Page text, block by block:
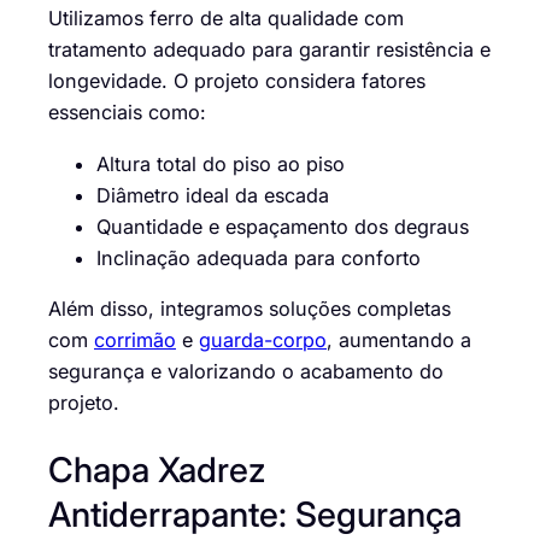
Utilizamos ferro de alta qualidade com
tratamento adequado para garantir resistência e
longevidade. O projeto considera fatores
essenciais como:
Altura total do piso ao piso
Diâmetro ideal da escada
Quantidade e espaçamento dos degraus
Inclinação adequada para conforto
Além disso, integramos soluções completas
com corrimão e guarda-corpo, aumentando a
segurança e valorizando o acabamento do
projeto.
Chapa Xadrez
Antiderrapante: Segurança